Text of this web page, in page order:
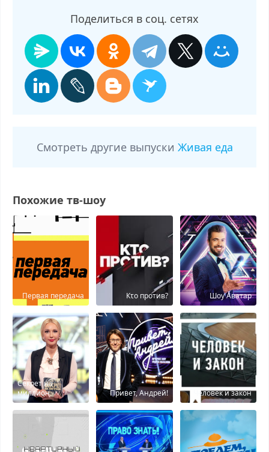
Поделиться в соц. сетях
Смотреть другие выпуски Живая еда
Похожие тв-шоу
Первая передача Кτо против? Шоу Аватар
Секрет на
миллион
Привет, Андрей! Человек и закон